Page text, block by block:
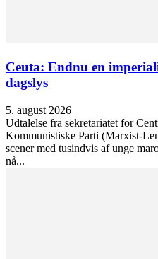
Ceuta: Endnu en
dagslys
5. august 2026
Udtalelse fra sekretariatet for
Kommunistiske Parti (Marxist-
scener med tusindvis af unge
nå...